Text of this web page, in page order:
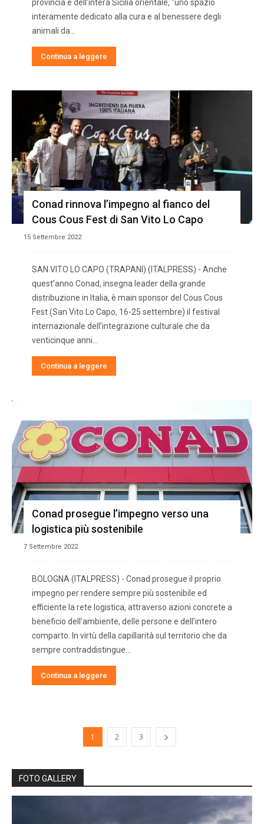
provincia e dell’intera Sicilia orientale, "uno spazio
interamente dedicato alla cura e al benessere degli
animali da...
Continua a leggere
Conad rinnova l’impegno al fianco del
Cous Cous Fest di San Vito Lo Capo
15 Settembre 2022
SAN VITO LO CAPO (TRAPANI) (ITALPRESS) - Anche
quest’anno Conad, insegna leader della grande
distribuzione in Italia, è main sponsor del Cous Cous
Fest (San Vito Lo Capo, 16-25 settembre) il festival
internazionale dell’integrazione culturale che da
venticinque anni...
Continua a leggere
Conad prosegue l’impegno verso una
logistica più sostenibile
7 Settembre 2022
BOLOGNA (ITALPRESS) - Conad prosegue il proprio
impegno per rendere sempre più sostenibile ed
efficiente la rete logistica, attraverso azioni concrete a
beneficio dell’ambiente, delle persone e dell’intero
comparto. In virtù della capillarità sul territorio che da
sempre contraddistingue...
Continua a leggere
1 2 3
FOTO GALLERY